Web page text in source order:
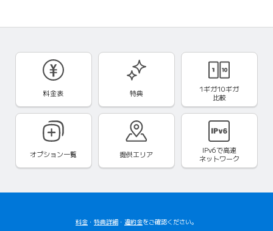
料金表 特典
1ギガ10ギガ
比較
オプション一覧 提供エリア IPv6で高速
ネットワーク
料金 ・ 特典詳細 ・ 違約金をご確認ください。